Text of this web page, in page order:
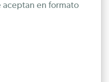
aceptan en formato